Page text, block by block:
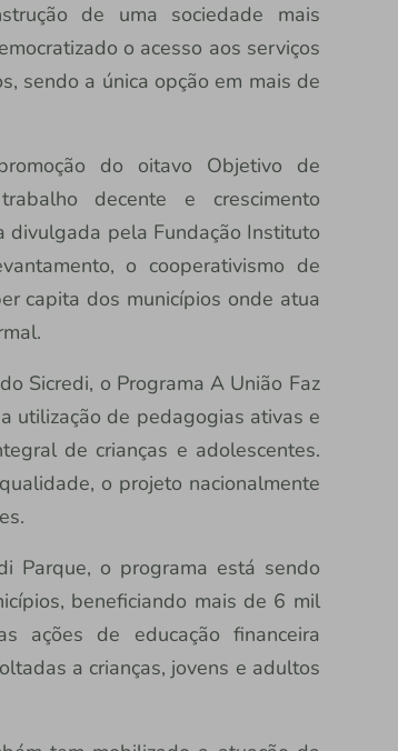
de uma sociedade mais
o acesso aos serviços
sendo a única opção em mais de
do oitavo Objetivo de
decente e crescimento
divulgada pela Fundação Instituto
o cooperativismo de
capita dos municípios onde atua
Sicredi, o Programa A União Faz
utilização de pedagogias ativas e
de crianças e adolescentes.
o projeto nacionalmente
Parque, o programa está sendo
beneficiando mais de 6 mil
ações de educação financeira
a crianças, jovens e adultos